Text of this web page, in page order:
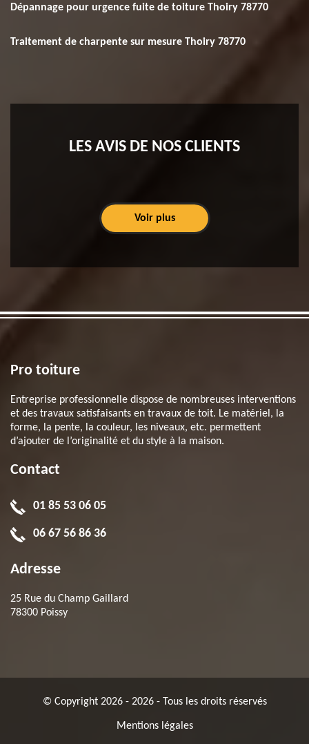
Dépannage pour urgence fuite de toiture Thoiry 78770
Traitement de charpente sur mesure Thoiry 78770
LES AVIS DE NOS CLIENTS
Voir plus
Pro toiture
Entreprise professionnelle dispose de nombreuses interventions
et des travaux satisfaisants en travaux de toit. Le matériel, la
forme, la pente, la couleur, les niveaux, etc. permettent
d’ajouter de l’originalité et du style à la maison.
Contact
01 85 53 06 05
06 67 56 86 36
Adresse
25 Rue du Champ Gaillard
78300 Poissy
© Copyright 2026 - 2026 - Tous les droits réservés
Mentions légales